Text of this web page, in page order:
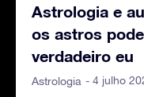
Astrologia e
os astros
verdadeiro eu
Astrologia - 4 julho